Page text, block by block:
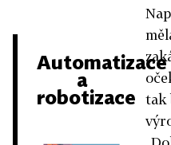
Automatizace
a
robotizace
tak